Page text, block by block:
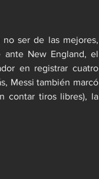
ser de las mejores,
ante New England, el
en registrar cuatro
Messi también marcó
contar tiros libres), la